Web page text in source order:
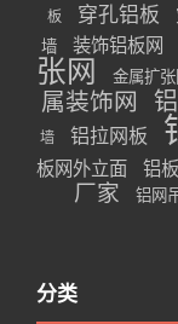
板
穿孔铝板
墙
装饰铝板网
张网
金属扩
属装饰网
墙
铝拉网板
板网外立面
铝
厂家
铝网
分类